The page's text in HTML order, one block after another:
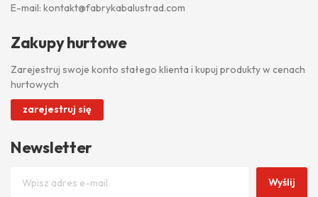
E-mail: kontakt@fabrykabalustrad.com
Zakupy hurtowe
Zarejestruj swoje konto stałego klienta i kupuj produkty w cenach
hurtowych
zarejestruj się
Newsletter
Wyślij